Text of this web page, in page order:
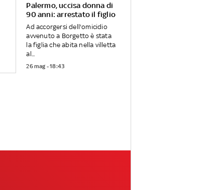
Palermo, uccisa donna di
90 anni: arrestato il figlio
Ad accorgersi dell'omicidio
avvenuto a Borgetto è stata
la figlia che abita nella villetta
al...
26 mag - 18:43